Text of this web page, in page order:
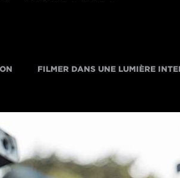
FILMER DANS UNE LUMIÈRE